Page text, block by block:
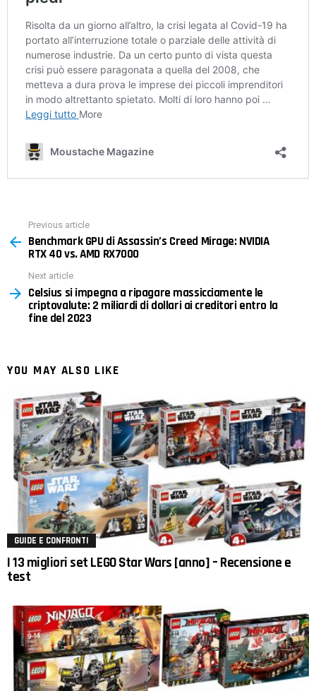
more
Previous article
Benchmark GPU di Assassin’s Creed Mirage: NVIDIA
RTX 40 vs. AMD RX7000
Next article
Celsius si impegna a ripagare massicciamente le
criptovalute: 2 miliardi di dollari ai creditori entro la
fine del 2023
YOU MAY ALSO LIKE
GUIDE E CONFRONTI
I 13 migliori set LEGO Star Wars [anno] – Recensione e
test